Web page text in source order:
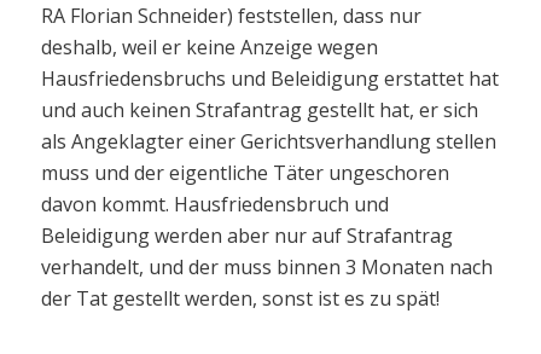
RA Florian Schneider) feststellen, dass nur
deshalb, weil er keine Anzeige wegen
Hausfriedensbruchs und Beleidigung erstattet hat
und auch keinen Strafantrag gestellt hat, er sich
als Angeklagter einer Gerichtsverhandlung stellen
muss und der eigentliche Täter ungeschoren
davon kommt. Hausfriedensbruch und
Beleidigung werden aber nur auf Strafantrag
verhandelt, und der muss binnen 3 Monaten nach
der Tat gestellt werden, sonst ist es zu spät!